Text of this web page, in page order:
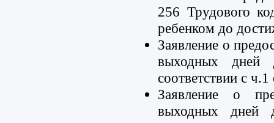
256 Трудового
ребенком до
Заявление о
выходных дней
соответствии с
Заявление о
выходных дней